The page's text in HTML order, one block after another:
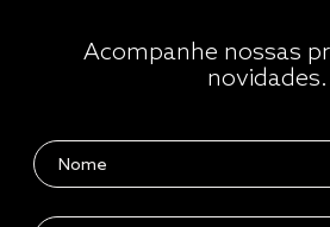
Acompanhe nossas
novidades.